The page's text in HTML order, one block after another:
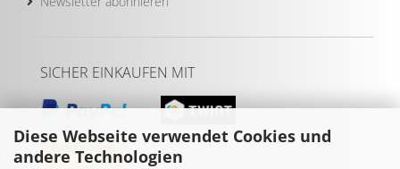
Diese Webseite verwendet Cookies und
andere Technologien
SICHER EINKAUFEN MIT